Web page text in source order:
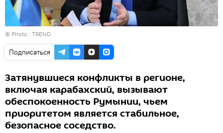
© Photo : TREND
Подписаться
Затянувшиеся конфликты в регионе,
включая карабахский, вызывают
обеспокоенность Румынии, чьем
приоритетом является стабильное,
безопасное соседство.